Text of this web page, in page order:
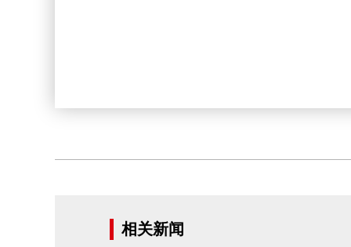
相关新闻